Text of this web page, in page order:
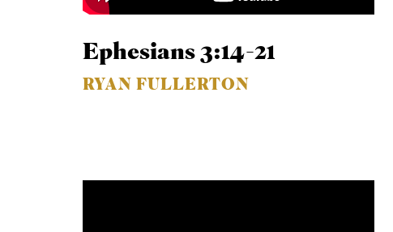
Ephesians 3:14-21
RYAN FULLERTON